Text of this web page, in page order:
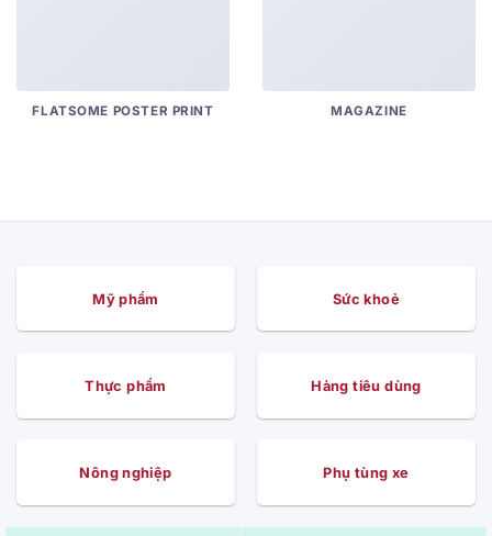
FLATSOME POSTER PRINT MAGAZINE
Mỹ phẩm Sức khoẻ
Thực phẩm Hàng tiêu dùng
Nông nghiệp Phụ tùng xe